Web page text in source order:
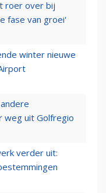
roer over bij
fase van groei'
winter nieuwe
weg uit Golfregio
verder uit: